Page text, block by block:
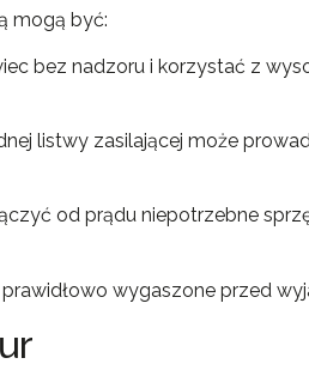
mogą być:
bez nadzoru i korzystać z
listwy zasilającej może
od prądu niepotrzebne
wygaszone przed